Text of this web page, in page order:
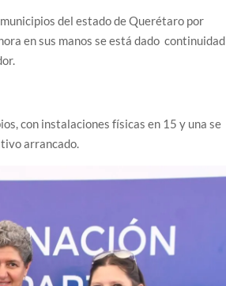
del estado de Querétaro por
en sus manos se está dado continuidad
con instalaciones físicas en 15 y una se
arrancado.